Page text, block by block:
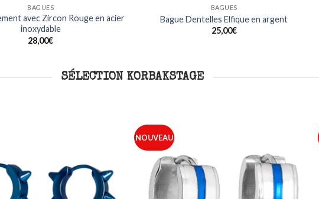
BAGUES
avec Zircon Rouge en acier
inoxydable
28,00€
BAGUES
Bague Dentelles Elfique en argent
25,00€
SÉLECTION KORBAKSTAGE
NOUVEAU
liste